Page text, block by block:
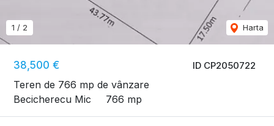
ID CP2050722
38,500 €
Teren de 766 mp de vânzare
Becicherecu Mic
766 mp
1 / 2 Harta